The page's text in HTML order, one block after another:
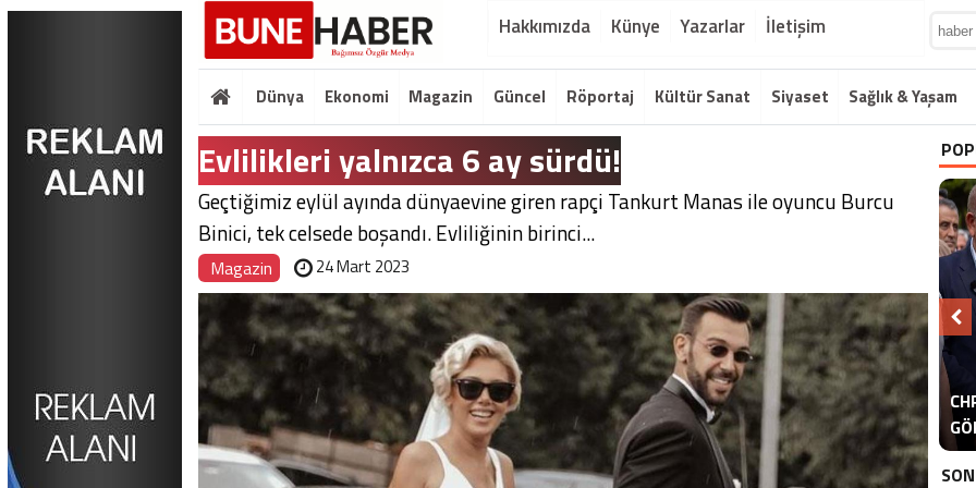
Hakkımızda Künye Yazarlar İletişim
Dünya Ekonomi Magazin Güncel Röportaj Kültür Sanat Siyaset Sağlık & Yaşam
Evlilikleri yalnızca 6 ay sürdü!
Geçtiğimiz eylül ayında dünyaevine giren rapçi Tankurt Manas ile oyuncu Burcu
Binici, tek celsede boşandı. Evliliğinin birinci...
Magazin 24 Mart 2023